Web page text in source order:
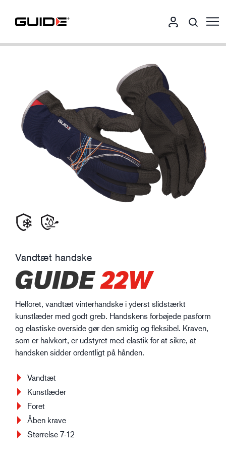
Vandtæt handske
GUIDE22W
Helforet, vandtæt vinterhandske i yderst slidstærkt
kunstlæder med godt greb. Handskens forbøjede pasform
og elastiske overside gør den smidig og fleksibel. Kraven,
som er halvkort, er udstyret med elastik for at sikre, at
handsken sidder ordentligt på hånden.
Vandtæt
Kunstlæder
Foret
Åben krave
Størrelse 7-12